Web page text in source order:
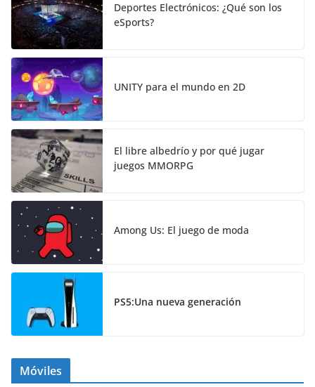
Deportes Electrónicos: ¿Qué son los
eSports?
UNITY para el mundo en 2D
El libre albedrío y por qué jugar
juegos MMORPG
Among Us: El juego de moda
PS5:Una nueva generación
Móviles